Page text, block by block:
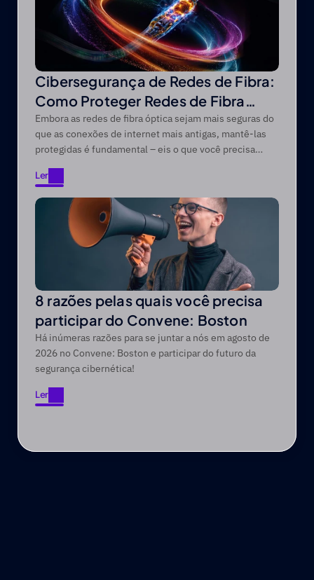
Cibersegurança de Redes de Fibra:
Como Proteger Redes de Fibra
Óptica contra Ameaças Modernas
Embora as redes de fibra óptica sejam mais seguras do
que as conexões de internet mais antigas, mantê-las
protegidas é fundamental – eis o que você precisa
Ler
Ler
8 razões pelas quais você precisa
participar do Convene: Boston
Há inúmeras razões para se juntar a nós em agosto de
2026 no Convene: Boston e participar do futuro da
segurança cibernética!
Ler
Ler